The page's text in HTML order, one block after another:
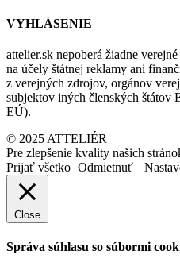
VYHLÁSENIE
attelier.sk nepoberá žiadne
na účely štátnej reklamy ani
z verejných zdrojov, orgánov
subjektov iných členských štátov
EÚ).
© 2025 ATTELIÉR
Pre zlepšenie kvality našich
Prijať všetko Odmietnuť
Close
Správa súhlasu so súbormi